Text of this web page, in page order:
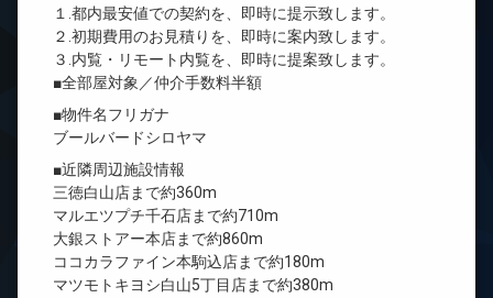
１.都内最安値での契約を、即時に提示致します。
２.初期費用のお見積りを、即時に案内致します。
３.内覧・リモート内覧を、即時に提案致します。
■全部屋対象／仲介手数料半額
■物件名フリガナ
ブールバードシロヤマ
■近隣周辺施設情報
三徳白山店まで約360m
マルエツプチ千石店まで約710m
大銀ストアー本店まで約860m
ココカラファイン本駒込店まで約180m
マツモトキヨシ白山5丁目店まで約380m